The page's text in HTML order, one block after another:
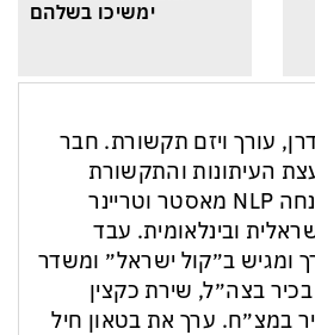
ימשיכו בשלהם
עורך ויזם תקשורת. חבר
העיתונות והתקשורת
בישראל. מנחה NLP מאסטר וטריינר
ובינלאומית. עבד
ומגיש ב״קול ישראל״ ומשדר
בצה״ל, שירת כקצין
במצ״ח. ערך את בטאון חיל